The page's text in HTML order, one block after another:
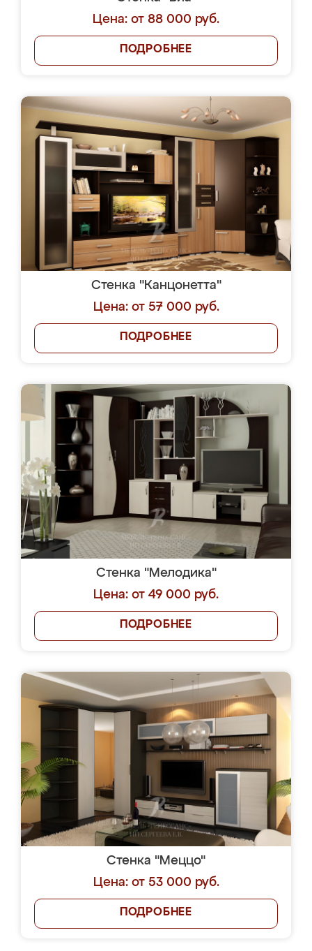
Цена: от 88 000 руб.
ПОДРОБНЕЕ
Стенка "Канцонетта"
Цена: от 57 000 руб.
ПОДРОБНЕЕ
Стенка "Мелодика"
Цена: от 49 000 руб.
ПОДРОБНЕЕ
Стенка "Меццо"
Цена: от 53 000 руб.
ПОДРОБНЕЕ